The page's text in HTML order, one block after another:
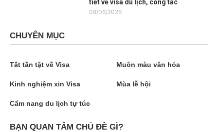
tiết về visa du lịch, công tác
09/06/2026
CHUYÊN MỤC
Tất tần tật về Visa Muôn màu văn hóa
Kinh nghiệm xin Visa Mùa lễ hội
Cẩm nang du lịch tự túc
BẠN QUAN TÂM CHỦ ĐỀ GÌ?